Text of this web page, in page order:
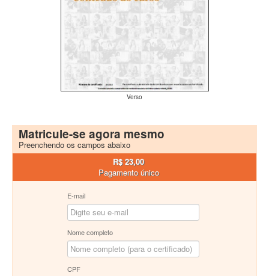
Verso
Matricule-se agora mesmo
Preenchendo os campos abaixo
R$ 23,00
Pagamento único
E-mail
Nome completo
CPF